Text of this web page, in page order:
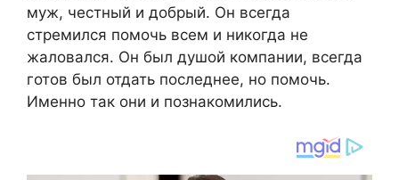
муж, честный и добрый. Он всегда
стремился помочь всем и никогда не
жаловался. Он был душой компании, всегда
готов был отдать последнее, но помочь.
Именно так они и познакомились.